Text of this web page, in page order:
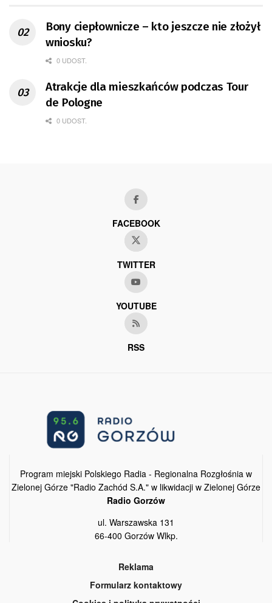
Bony ciepłownicze – kto jeszcze nie złożył
wniosku?
0 UDOST.
Atrakcje dla mieszkańców podczas Tour
de Pologne
0 UDOST.
FACEBOOK
TWITTER
YOUTUBE
RSS
Program miejski Polskiego Radia - Regionalna Rozgłośnia w
Zielonej Górze "Radio Zachód S.A." w likwidacji w Zielonej Górze
Radio Gorzów
ul. Warszawska 131
66-400 Gorzów Wlkp.
Reklama
Formularz kontaktowy